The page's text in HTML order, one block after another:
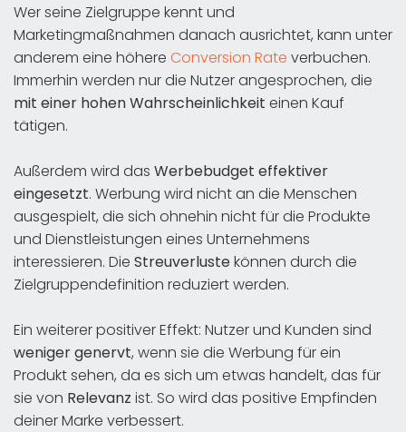
Wer seine Zielgruppe kennt und
Marketingmaßnahmen danach ausrichtet, kann unter
anderem eine höhere Conversion Rate verbuchen.
Immerhin werden nur die Nutzer angesprochen, die
mit einer hohen Wahrscheinlichkeit einen Kauf
tätigen.
Außerdem wird das Werbebudget effektiver
eingesetzt. Werbung wird nicht an die Menschen
ausgespielt, die sich ohnehin nicht für die Produkte
und Dienstleistungen eines Unternehmens
interessieren. Die Streuverlustekönnen durch die
Zielgruppendefinition reduziert werden.
Ein weiterer positiver Effekt: Nutzer und Kunden sind
weniger genervt, wenn sie die Werbung für ein
Produkt sehen, da es sich um etwas handelt, das für
sie von Relevanz ist. So wird das positive Empfinden
deiner Marke verbessert.